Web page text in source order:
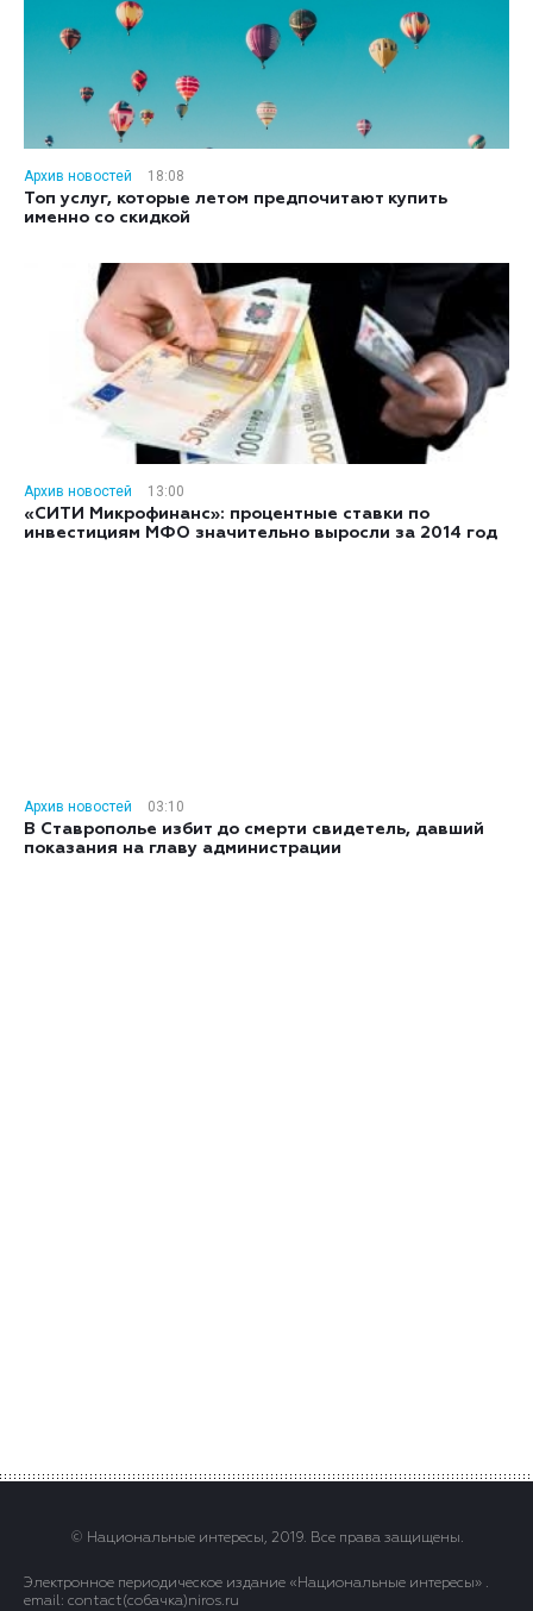
Архив новостей
18:08
Топ услуг, которые летом предпочитают купить
именно со скидкой
Архив новостей
13:00
«СИТИ Микрофинанс»: процентные ставки по
инвестициям МФО значительно выросли за 2014 год
Архив новостей
03:10
В Ставрополье избит до смерти свидетель, давший
показания на главу администрации
© Национальные интересы, 2019. Все права защищены.
Электронное периодическое издание «Национальные интересы» .
email: contact(сoбaчка)niros.ru